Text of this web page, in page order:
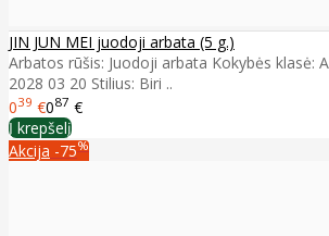
JIN JUN MEI juodoji arbata (5 g.)
Arbatos rūšis: Juodoji arbata Kokybės klasė:
2028 03 20 Stilius: Biri ..
039 €087 €
Į krepšelį
Akcija -75%